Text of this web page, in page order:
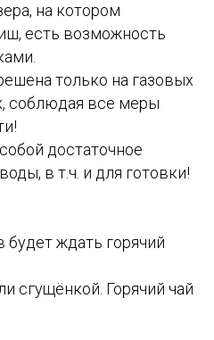
на котором
есть возможность
только на газовых
соблюдая все меры
достаточное
в т.ч. и для готовки!
ждать горячий
сгущёнкой. Горячий чай